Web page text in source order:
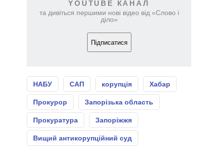
YOUTUBE КАНАЛ
та дивіться першими нові відео від «Слово і
діло»
Підписатися
НАБУ САП корупція Хабар
Прокурор Запорізька область
Прокуратура Запоріжжя
Вищий антикорупційний суд